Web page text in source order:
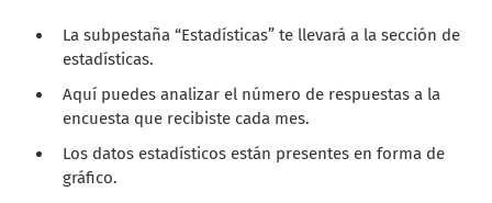
La subpestaña “Estadísticas” te llevará a la sección de
estadísticas.
Aquí puedes analizar el número de respuestas a la
encuesta que recibiste cada mes.
Los datos estadísticos están presentes en forma de
gráfico.